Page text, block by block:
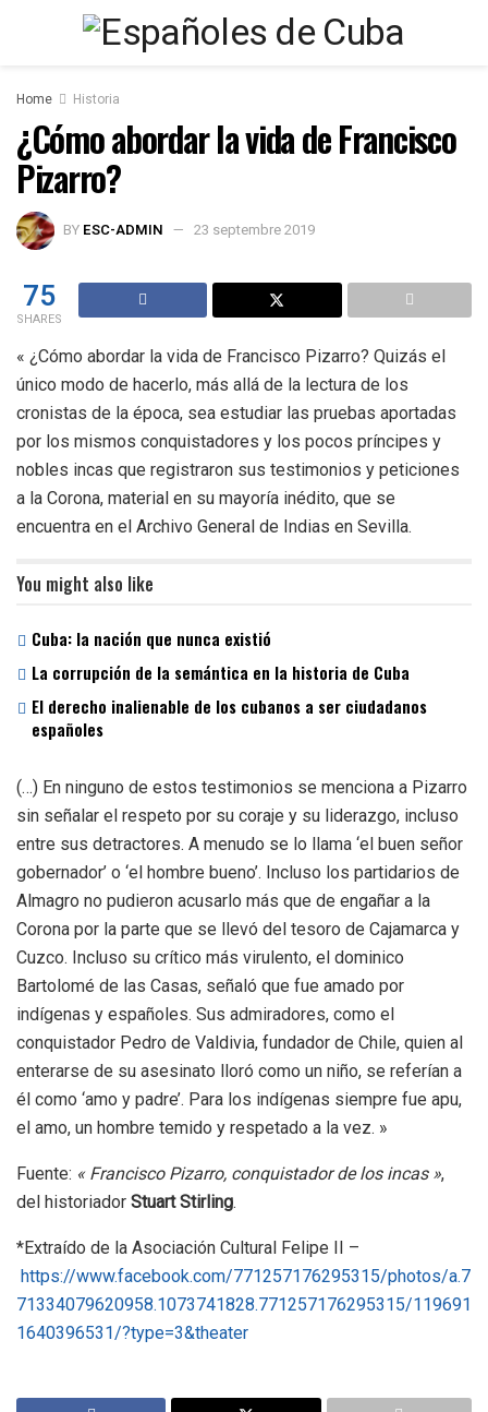
Home Historia
¿Cómo abordar la vida de Francisco
Pizarro?
BY ESC-ADMIN 23 septembre 2019
75
SHARES
« ¿Cómo abordar la vida de Francisco Pizarro? Quizás el
único modo de hacerlo, más allá de la lectura de los
cronistas de la época, sea estudiar las pruebas aportadas
por los mismos conquistadores y los pocos príncipes y
nobles incas que registraron sus testimonios y peticiones
a la Corona, material en su mayoría inédito, que se
encuentra en el Archivo General de Indias en Sevilla.
You might also like
Cuba: la nación que nunca existió
La corrupción de la semántica en la historia de Cuba
El derecho inalienable de los cubanos a ser ciudadanos
españoles
(…) En ninguno de estos testimonios se menciona a Pizarro
sin señalar el respeto por su coraje y su liderazgo, incluso
entre sus detractores. A menudo se lo llama ‘el buen señor
gobernador’ o ‘el hombre bueno’. Incluso los partidarios de
Almagro no pudieron acusarlo más que de engañar a la
Corona por la parte que se llevó del tesoro de Cajamarca y
Cuzco. Incluso su crítico más virulento, el dominico
Bartolomé de las Casas, señaló que fue amado por
indígenas y españoles. Sus admiradores, como el
conquistador Pedro de Valdivia, fundador de Chile, quien al
enterarse de su asesinato lloró como un niño, se referían a
él como ‘amo y padre’. Para los indígenas siempre fue apu,
el amo, un hombre temido y respetado a la vez. »
Fuente: « Francisco Pizarro, conquistador de los incas »,
del historiador Stuart Stirling.
*Extraído de la Asociación Cultural Felipe II –
https://www.facebook.com/771257176295315/photos/a.7
71334079620958.1073741828.771257176295315/119691
1640396531/?type=3&theater